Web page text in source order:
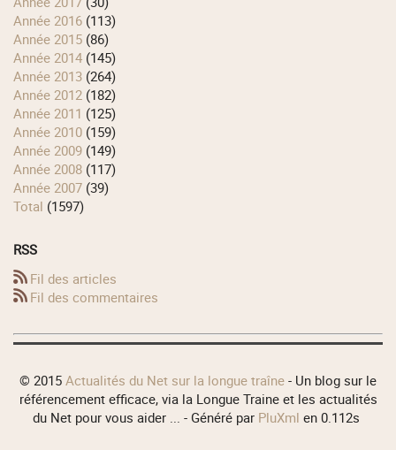
année 2016 (113)
année 2015 (86)
année 2014 (145)
année 2013 (264)
année 2012 (182)
année 2011 (125)
année 2010 (159)
année 2009 (149)
année 2008 (117)
année 2007 (39)
total (1597)
RSS
Fil des articles
Fil des commentaires
© 2015 Actualités du Net sur la longue traîne - Un blog sur le
référencement efficace, via la Longue Traine et les actualités
du Net pour vous aider ... - Généré par PluXml en 0.112s